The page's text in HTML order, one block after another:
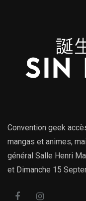
Convention geek
mangas et animes,
général Salle Henri
et Dimanche 15